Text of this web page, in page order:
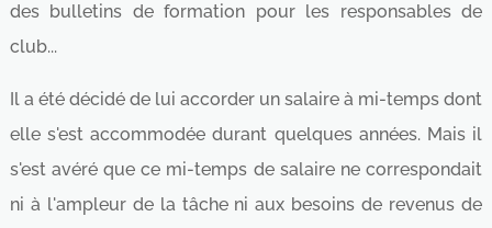
des bulletins de formation pour les responsables de
club...
Il a été décidé de lui accorder un salaire à mi-temps dont
elle s'est accommodée durant quelques années. Mais il
s'est avéré que ce mi-temps de salaire ne correspondait
ni à l'ampleur de la tâche ni aux besoins de revenus de